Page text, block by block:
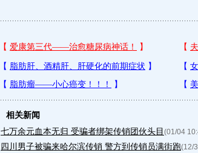
相关新闻
七万余元血本无归 受骗者绑架传销团伙头目 (01/04
四川男子被骗来哈尔滨传销 警方到传销员满街跑(12/